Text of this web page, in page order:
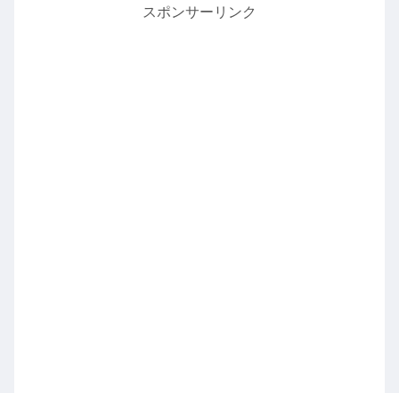
スポンサーリンク